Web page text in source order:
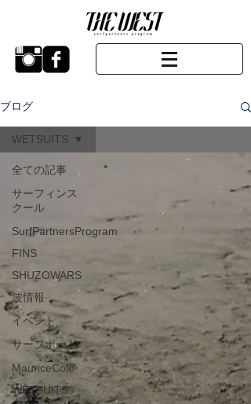
ブログ
全ての記事
サーフィンス
クール
SurfPartnersProgram
FINS
SHUZOWARS
波情報
イベント
サーフボード
MauriceCole
WETSUITS
WETSUITS